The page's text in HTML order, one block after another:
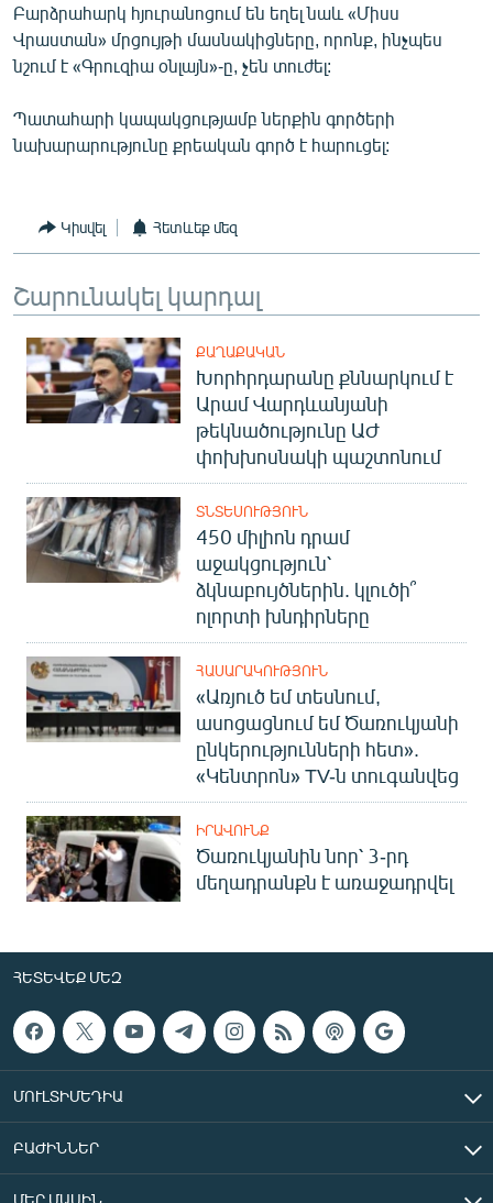
Բարձրահարկ հյուրանոցում են եղել նաև «Միսս
Վրաստան» մրցույթի մասնակիցները, որոնք, ինչպես
նշում է «Գրուզիա օնլայն»-ը, չեն տուժել:
Պատահարի կապակցությամբ ներքին գործերի
նախարարությունը քրեական գործ է հարուցել:
Կիսվել Հետևեք մեզ
Շարունակել կարդալ
ՔԱՂԱՔԱԿԱՆ
Խորհրդարանը քննարկում է
Արամ Վարդևանյանի
թեկնածությունը ԱԺ
փոխխոսնակի պաշտոնում
ՏՆՏԵՍՈՒԹՅՈՒՆ
450 միլիոն դրամ
աջակցություն՝
ձկնաբույծներին. կլուծի՞
ոլորտի խնդիրները
ՀԱՍԱՐԱԿՈՒԹՅՈՒՆ
«Առյուծ եմ տեսնում,
ասոցացնում եմ Ծառուկյանի
ընկերությունների հետ».
«Կենտրոն» TV-ն տուգանվեց
ԻՐԱՎՈՒՆՔ
Ծառուկյանին նոր՝ 3-րդ
մեղադրանքն է առաջադրվել
ՀԵՏԵՎԵՔ ՄԵԶ
ՄՈՒԼՏԻՄԵԴԻԱ
ԲԱԺԻՆՆԵՐ
ՄԵՐ ՄԱՍԻՆ